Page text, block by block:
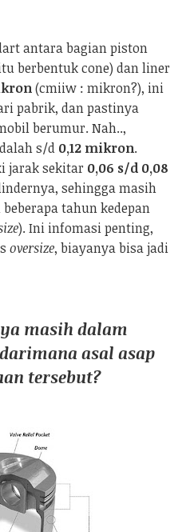
antara bagian piston
berbentuk cone) dan liner
(cmiiw : mikron?), ini
pabrik, dan pastinya
berumur. Nah..,
s/d 0,12 mikron.
jarak sekitar 0,06 s/d 0,08
sehingga masih
tahun kedepan
). Ini infomasi penting,
oversize, biayanya bisa jadi
masih dalam
asal asap
tersebut?